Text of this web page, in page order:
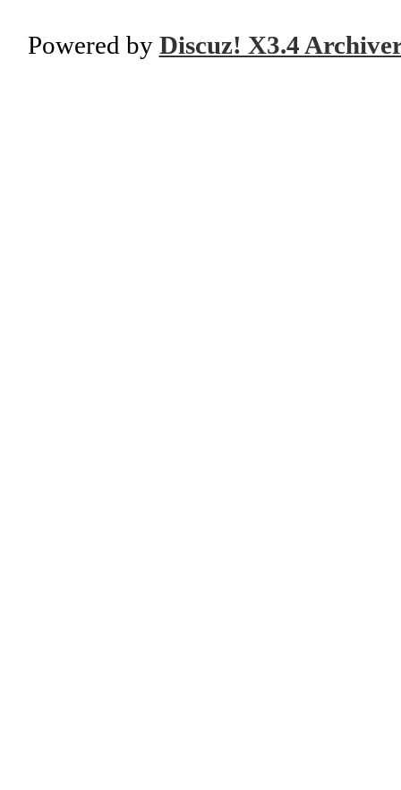
Powered by Discuz! X3.4